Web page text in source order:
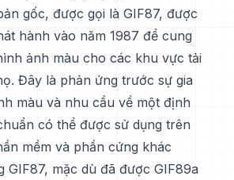
gốc, được gọi là GIF87, được
hành vào năm 1987 để cung
ảnh màu cho các khu vực tải
Đây là phản ứng trước sự gia
màu và nhu cầu về một định
có thể được sử dụng trên
mềm và phần cứng khác
GIF87, mặc dù đã được GIF89a